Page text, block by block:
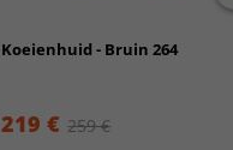
Koeienhuid - Bruin 264
219 € 259 €